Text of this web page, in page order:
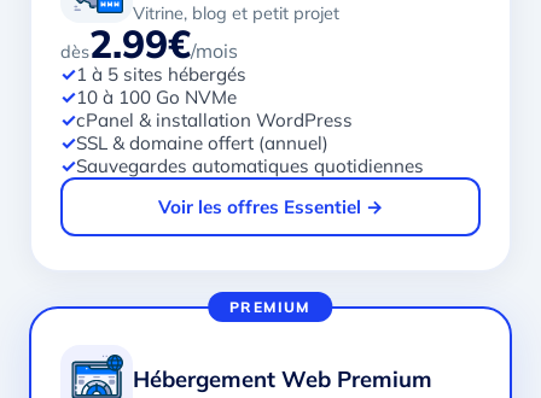
Vitrine, blog et petit projet
dès2.99€/mois
✓1 à 5 sites hébergés
✓10 à 100 Go NVMe
✓cPanel & installation WordPress
✓SSL & domaine offert (annuel)
✓Sauvegardes automatiques quotidiennes
Voir les offres Essentiel →
PREMIUM
Hébergement Web Premium